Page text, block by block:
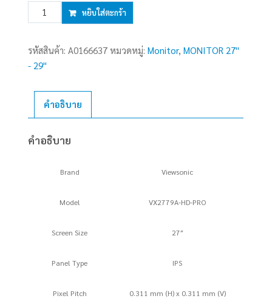
จำนวน
MONITOR
VIEWSONIC
VX2779A-
DP)
หยิบใส่ตะกร้า
รหัสสินค้า: A0166637 หมวดหมู่:Monitor,MONITOR 27''
- 29''
คำอธิบาย
คำอธิบาย
Brand Viewsonic
Model VX2779A-HD-PRO
Screen Size 27″
Panel Type IPS
Pixel Pitch 0.311 mm (H) x 0.311 mm (V)